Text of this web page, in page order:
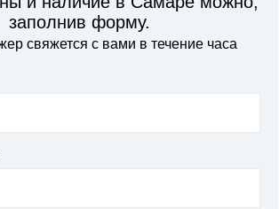
заполнив форму.
свяжется с вами в течение часа